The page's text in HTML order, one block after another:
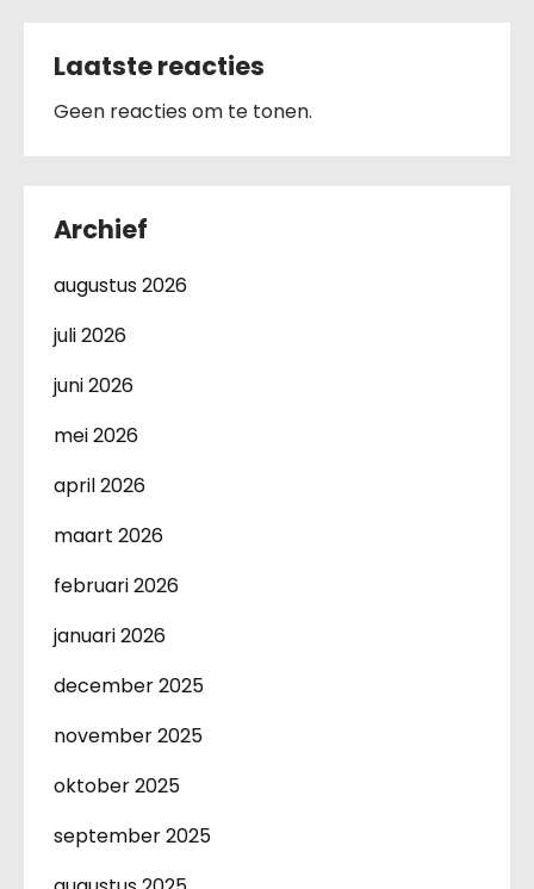
Laatste reacties
Geen reacties om te tonen.
Archief
augustus 2026
juli 2026
juni 2026
mei 2026
april 2026
maart 2026
februari 2026
januari 2026
december 2025
november 2025
oktober 2025
september 2025